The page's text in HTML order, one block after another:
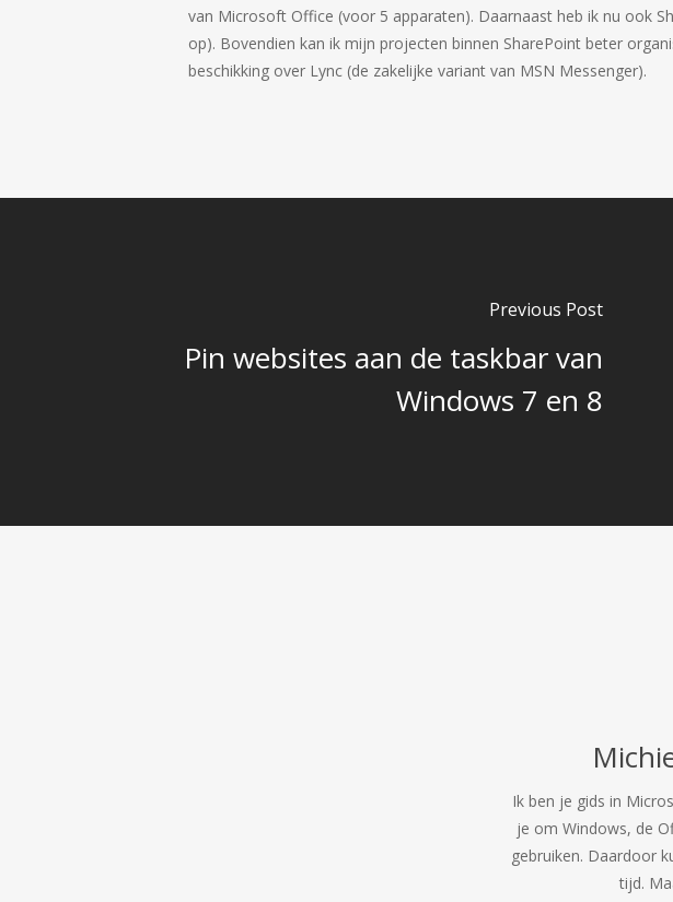
van Microsoft Office (voor 5 apparaten). Daarnaast heb ik nu ook
op). Bovendien kan ik mijn projecten binnen SharePoint beter
beschikking over Lync (de zakelijke variant van MSN Messenger).
Previous Post
Pin websites aan de taskbar van
Windows 7 en 8
Ik ben je gids in
je om Windows, de
gebruiken. Daardoor
tijd.